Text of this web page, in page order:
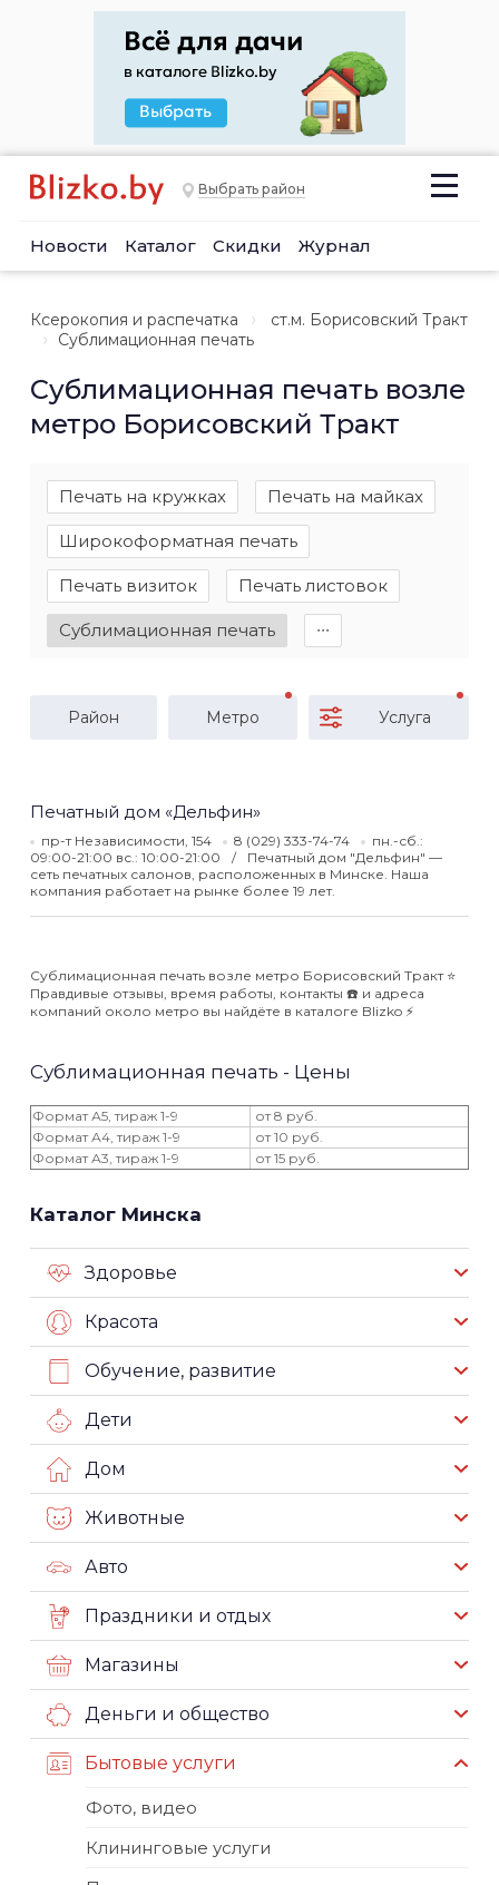
Выбрать район
Новости Каталог Скидки Журнал
Ксерокопия и распечатка
ст.м. Борисовский Тракт
Сублимационная печать
Сублимационная печать возле
метро Борисовский Тракт
Печать на кружках Печать на майках
Широкоформатная печать
Печать визиток Печать листовок
Сублимационная печать ∙∙∙
Район Метро Услуга
Печатный дом «Дельфин»
пр-т Независимости, 154 8 (029) 333-74-74
пн.-сб.:
09:00-21:00 вс.: 10:00-21:00
Печатный дом "Дельфин" —
сеть печатных салонов, расположенных в Минске. Наша
компания работает на рынке более 19 лет.
Сублимационная печать возле метро Борисовский Тракт ⭐️
Правдивые отзывы, время работы, контакты ☎️ и адреса
компаний около метро вы найдёте в каталоге Blizko ⚡️
Сублимационная печать - Цены
Формат А5, тираж 1-9
от 8 руб.
Формат А4, тираж 1-9
от 10 руб.
Формат А3, тираж 1-9
от 15 руб.
Каталог Минска
Здоровье
Красота
Обучение, развитие
Дети
Дом
Животные
Авто
Праздники и отдых
Магазины
Деньги и общество
Бытовые услуги
Фото, видео
Клининговые услуги